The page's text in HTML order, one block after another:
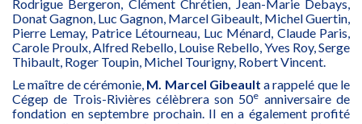
Rodrigue Bergeron, Clément Chrétien, Jean-Marie Debays,
Donat Gagnon, Luc Gagnon, Marcel Gibeault, Michel Guertin,
Pierre Lemay, Patrice Létourneau, Luc Ménard, Claude Paris,
Carole Proulx, Alfred Rebello, Louise Rebello, Yves Roy, Serge
Thibault, Roger Toupin, Michel Tourigny, Robert Vincent.
Le maître de cérémonie, M. Marcel Gibeault a rappelé que le
Cégep de Trois-Rivières célèbrera son 50e anniversaire de
fondation en septembre prochain. Il en a également profité